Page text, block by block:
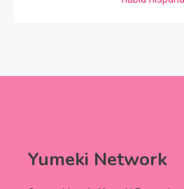
Yumeki Network